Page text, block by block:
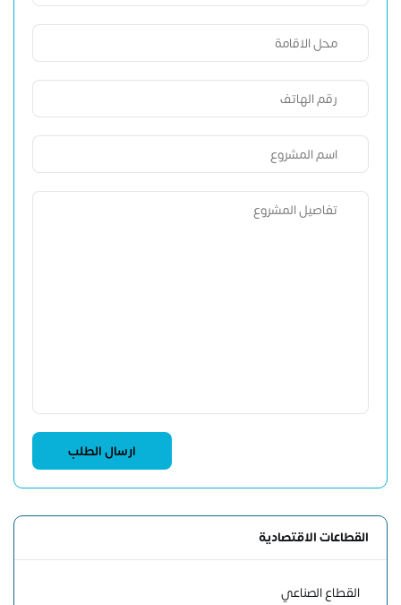
القطاعات الاقتصادية
القطاع الصناعي